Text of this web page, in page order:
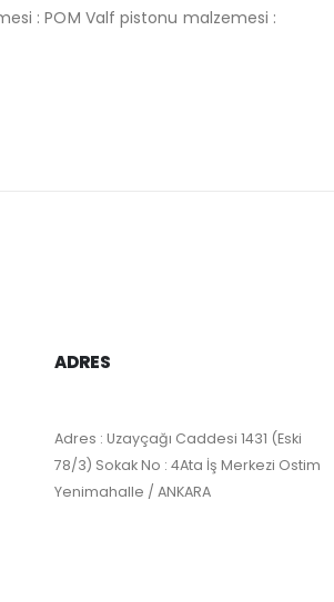
: POM Valf pistonu malzemesi :
ADRES
Adres : Uzayçağı Caddesi 1431 (Eski
78/3) Sokak No : 4Ata İş Merkezi Ostim
Yenimahalle / ANKARA